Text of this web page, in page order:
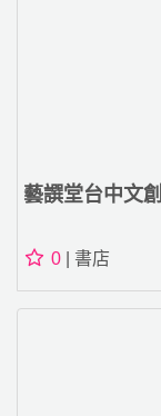
藝譔堂台中文創
0 | 書店